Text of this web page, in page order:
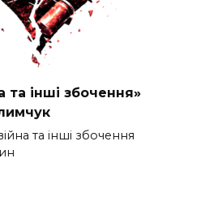
та інші збочення»
та інші збочення